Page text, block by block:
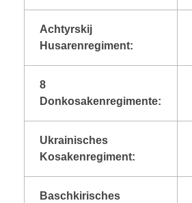
Achtyrskij
Husarenregiment:
8
Donkosakenregimente:
Ukrainisches
Kosakenregiment:
Baschkirisches